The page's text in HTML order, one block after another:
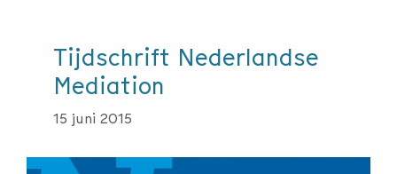
Tijdschrift Nederlandse
Mediation
15 juni 2015